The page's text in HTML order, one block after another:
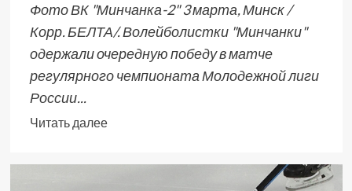
Фото ВК "Минчанка-2" 3 марта, Минск /
Корр. БЕЛТА/. Волейболистки "Минчанки"
одержали очередную победу в матче
регулярного чемпионата Молодежной лиги
России...
Читать далее